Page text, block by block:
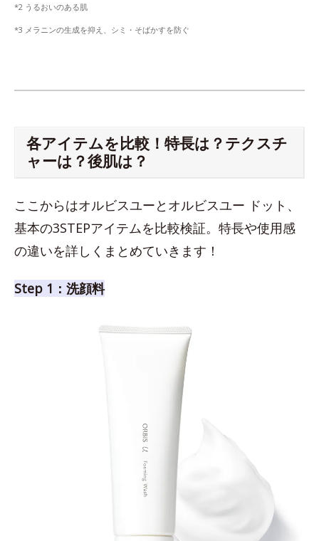
*2 うるおいのある肌
*3 メラニンの生成を抑え、シミ・そばかすを防ぐ
各アイテムを比較！特長は？テクスチ
ャーは？後肌は？
ここからはオルビスユーとオルビスユー ドット、
基本の3STEPアイテムを比較検証。特長や使用感
の違いを詳しくまとめていきます！
Step 1：洗顔料